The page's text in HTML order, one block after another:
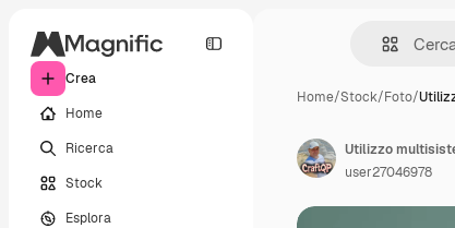
Crea
Home
Ricerca
Stock
Esplora
Home/Stock/Foto/
user27046978